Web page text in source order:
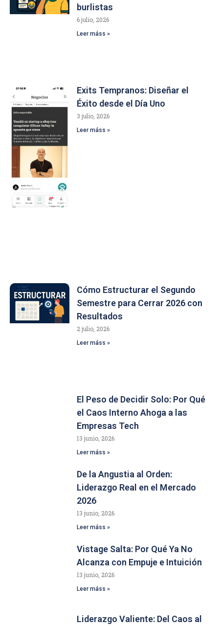
burlistas
6 julio, 2026
Leer máss »
Exits Tempranos: Diseñar el
Éxito desde el Día Uno
3 julio, 2026
Leer máss »
Cómo Estructurar el Segundo
Semestre para Cerrar 2026 con
Resultados
2 julio, 2026
Leer máss »
El Peso de Decidir Solo: Por Qué
el Caos Interno Ahoga a las
Empresas Tech
13 junio, 2026
Leer máss »
De la Angustia al Orden:
Liderazgo Real en el Mercado
2026
13 junio, 2026
Leer máss »
Vistage Salta: Por Qué Ya No
Alcanza con Empuje e Intuición
13 junio, 2026
Leer máss »
Liderazgo Valiente: Del Caos al